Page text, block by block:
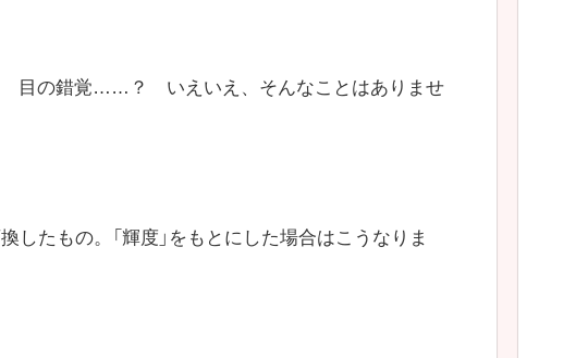
目の錯覚……？ いえいえ、そんなことはありませ
したもの。「輝度」をもとにした場合はこうなりま